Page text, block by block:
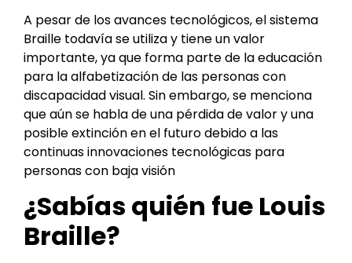
A pesar de los avances tecnológicos, el sistema
Braille todavía se utiliza y tiene un valor
importante, ya que forma parte de la educación
para la alfabetización de las personas con
discapacidad visual. Sin embargo, se menciona
que aún se habla de una pérdida de valor y una
posible extinción en el futuro debido a las
continuas innovaciones tecnológicas para
personas con baja visión
¿Sabías quién fue Louis
Braille?